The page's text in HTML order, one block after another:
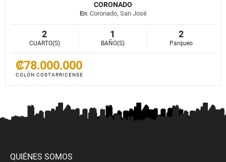
CORONADO
En: Coronado, San José
2
CUARTO(S)
1
BAÑO(S)
2
Parqueo
₡78.000.000
COLÓN COSTARRICENSE
QUIÉNES SOMOS